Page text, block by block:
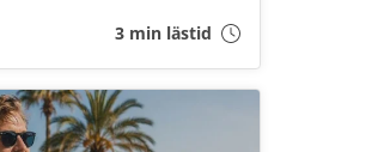
3 min lästid